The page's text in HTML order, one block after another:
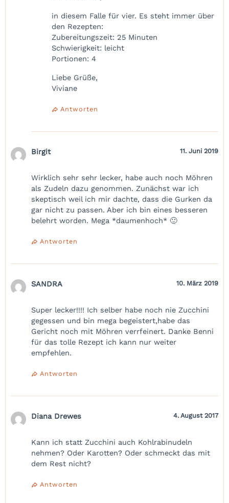
in diesem Falle für vier. Es steht immer über
den Rezepten:
Zubereitungszeit: 25 Minuten
Schwierigkeit: leicht
Portionen: 4
Liebe Grüße,
Viviane
Antworten
Birgit 11. Juni 2019
Wirklich sehr sehr lecker, habe auch noch Möhren
als Zudeln dazu genommen. Zunächst war ich
skeptisch weil ich mir dachte, dass die Gurken da
gar nicht zu passen. Aber ich bin eines besseren
belehrt worden. Mega *daumenhoch* 🙂
Antworten
SANDRA 10. März 2019
Super lecker!!!! Ich selber habe noch nie Zucchini
gegessen und bin mega begeistert,habe das
Gericht noch mit Möhren verrfeinert. Danke Benni
für das tolle Rezept ich kann nur weiter
empfehlen.
Antworten
Diana Drewes 4. August 2017
Kann ich statt Zucchini auch Kohlrabinudeln
nehmen? Oder Karotten? Oder schmeckt das mit
dem Rest nicht?
Antworten